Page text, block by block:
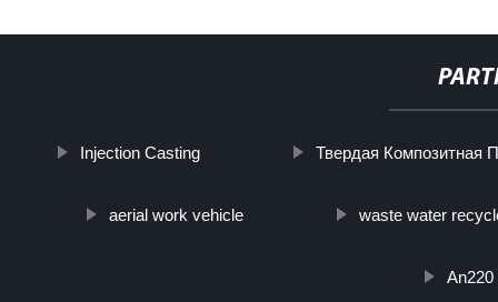
Injection Casting Твердая Композитная
aerial work vehicle waste water